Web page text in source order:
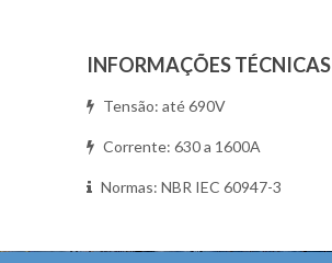
INFORMAÇÕES TÉCNICAS
Tensão: até 690V
Corrente: 630 a 1600A
Normas: NBR IEC 60947-3